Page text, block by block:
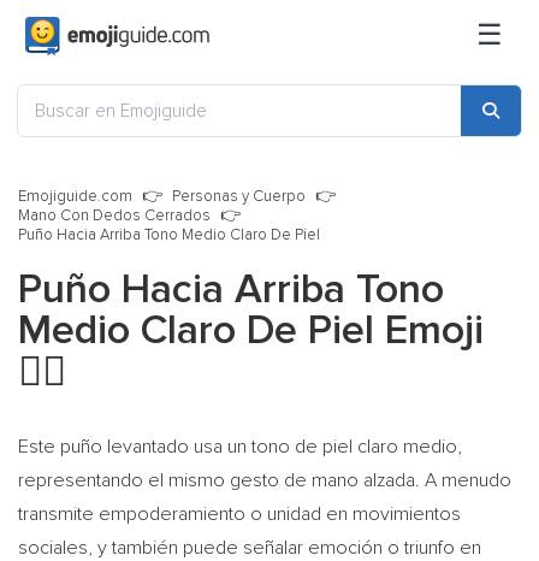
☰
Emojiguide.com
Personas y Cuerpo
Mano Con Dedos Cerrados
Puño Hacia Arriba Tono Medio Claro De Piel
Puño Hacia Arriba Tono
Medio Claro De Piel Emoji
✊🏼
Este puño levantado usa un tono de piel claro medio,
representando el mismo gesto de mano alzada. A menudo
transmite empoderamiento o unidad en movimientos
sociales, y también puede señalar emoción o triunfo en